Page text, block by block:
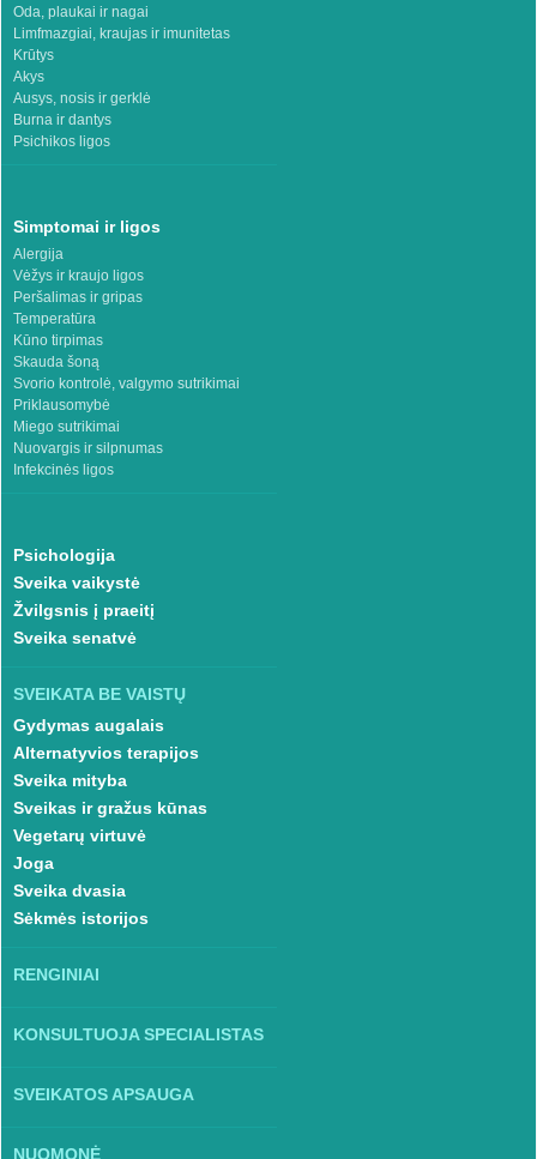
Oda, plaukai ir nagai
Limfmazgiai, kraujas ir imunitetas
Krūtys
Akys
Ausys, nosis ir gerklė
Burna ir dantys
Psichikos ligos
Simptomai ir ligos
Alergija
Vėžys ir kraujo ligos
Peršalimas ir gripas
Temperatūra
Kūno tirpimas
Skauda šoną
Svorio kontrolė, valgymo sutrikimai
Priklausomybė
Miego sutrikimai
Nuovargis ir silpnumas
Infekcinės ligos
Psichologija
Sveika vaikystė
Žvilgsnis į praeitį
Sveika senatvė
SVEIKATA BE VAISTŲ
Gydymas augalais
Alternatyvios terapijos
Sveika mityba
Sveikas ir gražus kūnas
Vegetarų virtuvė
Joga
Sveika dvasia
Sėkmės istorijos
RENGINIAI
KONSULTUOJA SPECIALISTAS
SVEIKATOS APSAUGA
NUOMONĖ